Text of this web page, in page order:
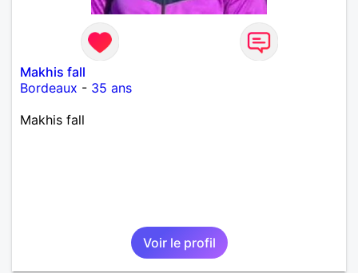
Makhis fall
Bordeaux - 35 ans
Makhis fall
Voir le profil